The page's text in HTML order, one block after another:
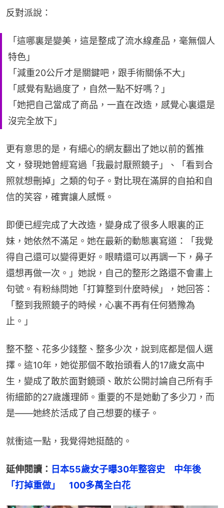
反對派說：
「這哪裏是變美，這是整成了流水線產品，毫無個人
特色」
「減重20公斤才是關鍵吧，跟手術關係不大」
「感覺有點過度了，自然一點不好嗎？」
「她把自己當成了商品，一直在改造，感覺心裏還是
沒完全放下」
更有意思的是，有細心的網友翻出了她以前的舊推
文，發現她曾經寫過「我最討厭照鏡子」、「看到合
照就想刪掉」之類的句子。對比現在滿屏的自拍和自
信的笑容，確實讓人感慨。
即便已經完成了大改造，變身成了很多人眼裏的正
妹，她依然不滿足。她在最新的動態裏寫道：「我覺
得自己還可以變得更好。眼睛還可以再調一下，鼻子
還想再做一次。」她說，自己的整形之路還不會畫上
句號。有粉絲問她「打算整到什麼時候」，她回答：
「整到我照鏡子的時候，心裏不再有任何猶豫為
止。」
整不整、花多少錢整、整多少次，說到底都是個人選
擇。這10年，她從那個不敢抬頭看人的17歲女高中
生，變成了敢於面對鏡頭、敢於公開討論自己所有手
術細節的27歲護理師。重要的不是她動了多少刀，而
是——她終於活成了自己想要的樣子。
就衝這一點，我覺得她挺酷的。
延伸閱讀： 日本55歲女子曝30年整容史　中年後
「打掉重做」　100多萬全白花